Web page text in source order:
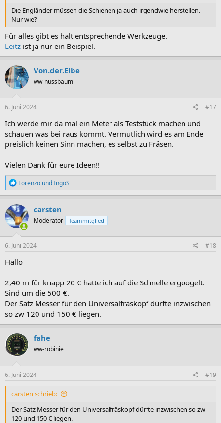
Die Engländer müssen die Schienen ja auch irgendwie herstellen.
Nur wie?
Für alles gibt es halt entsprechende Werkzeuge.
Leitz ist ja nur ein Beispiel.
Von.der.Elbe
ww-nussbaum
6. Juni 2024 #17
Ich werde mir da mal ein Meter als Teststück machen und
schauen was bei raus kommt. Vermutlich wird es am Ende
preislich keinen Sinn machen, es selbst zu Fräsen.
Vielen Dank für eure Ideen!!
R
e
a
k
t
i
o
n
e
:
Lorenzo undIngoS
carsten
Moderator Teammitglied
6. Juni 2024 #18
Hallo
2,40 m für knapp 20 € hatte ich auf die Schnelle ergoogelt.
Sind um die 500 €.
Der Satz Messer für den Universalfräskopf dürfte inzwischen
so zw 120 und 150 € liegen.
fahe
ww-robinie
6. Juni 2024 #19
carsten schrieb:
Der Satz Messer für den Universalfräskopf dürfte inzwischen so zw
120 und 150 € liegen.